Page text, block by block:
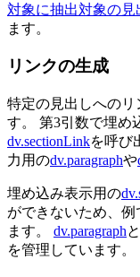
対象に抽出対象の
ます。
リンクの生成
特定の見出しへのリ
す。 第3引数で埋め
dv.sectionLinkを呼び
力用のdv.paragraphや
埋め込み表示用の
ができないため、
ます。 dv.paragraphと
を管理しています。